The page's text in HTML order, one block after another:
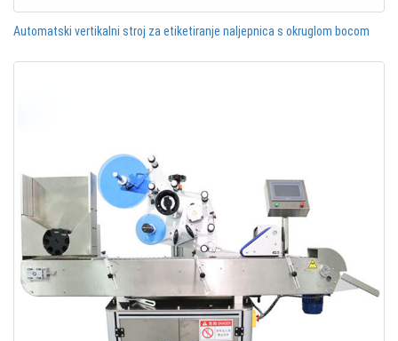
Automatski vertikalni stroj za etiketiranje naljepnica s okruglom bocom